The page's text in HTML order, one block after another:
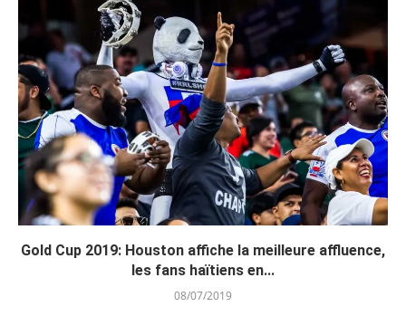
Gold Cup 2019: Houston affiche la meilleure affluence,
les fans haïtiens en...
08/07/2019